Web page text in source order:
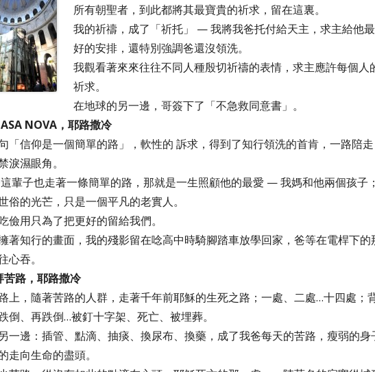
所有朝聖者，到此都將其最寶貴的祈求，留在這裏。
我的祈禱，成了「祈托」 — 我將我爸托付給天主，求主給他最
好的安排，還特別強調爸還沒領洗。
我觀看著來來往往不同人種殷切祈禱的表情，求主應許每個人
祈求。
在地球的另一邊，哥簽下了「不急救同意書」。
NOVA，耶路撒冷
「信仰是一個簡單的路」，軟性的 訴求，得到了知行領洗的首肯，一路陪走
淚濕眼角。
輩子也走著一條簡單的路，那就是一生照顧他的最愛 — 我媽和他兩個孩子；
俗的光芒，只是一個平凡的老實人。
儉用只為了把更好的留給我們。
著知行的畫面，我的殘影留在唸高中時騎腳踏車放學回家，爸等在電桿下的
心吞。
路，耶路撒冷
上，隨著苦路的人群，走著千年前耶穌的生死之路；一處、二處…十四處；
倒、再跌倒…被釘十字架、死亡、被埋葬。
一邊：插管、點滴、抽痰、換尿布、換藥，成了我爸每天的苦路，瘦弱的身
走向生命的盡頭。